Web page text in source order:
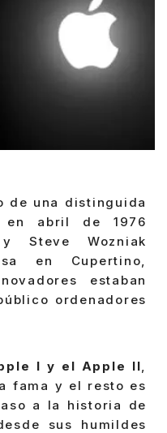
de una distinguida
en abril de 1976
Steve Wozniak
en Cupertino,
estaban
ordenadores
I y el Apple II,
fama y el resto es
a la historia de
sus humildes